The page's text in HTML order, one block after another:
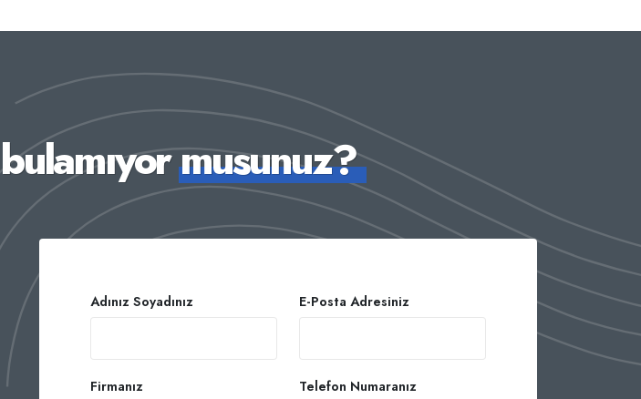
bulamıyor musunuz?
Adınız Soyadınız E-Posta Adresiniz
Firmanız Telefon Numaranız